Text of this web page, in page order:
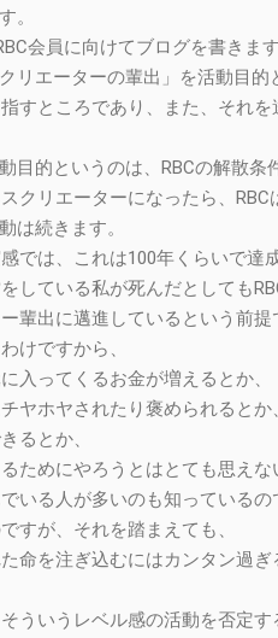
。
会員に向けてブログを書きます
リエーターの輩出」を活動目的
すところであり、また、それ
目的というのは、RBCの解散条
クリエーターになったら、RBC
は続きます。
では、これは100年くらいで達
している私が死んだとしても
輩出に邁進しているという前提
けですから、
入ってくるお金が増えるとか、
ヤホヤされたり褒められるとか、
るとか、
ためにやろうとはとても思えな
いる人が多いのも知っているの
すが、それを踏まえても、
命を注ぎ込むにはカンタン過ぎ
ういうレベル感の活動を否定す